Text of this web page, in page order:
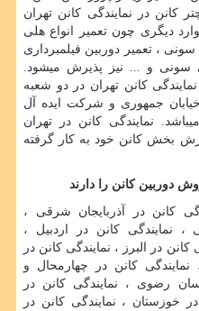
کانن در نمایندگی کانن تهران
دیگری چون تعمیر انواع هلی
، تعمیر دوربین فیلمبرداری
سونی و ... نیز پذیرش میشود.
کانن تهران در دو شعبه
جمهوری و شرکت ایده آل
نمایندگی کانن در تهران
بخش کانن خود به کار گرفته
دوربین کانن را دارند
کانن در آذربایجان شرقی ،
، نمایندگی کانن در اردبیل ،
در البرز ، نمایندگی کانن در
نمایندگی کانن در چهارمحال و
رضوی ، نمایندگی کانن در
خوزستان ، نمایندگی کانن در